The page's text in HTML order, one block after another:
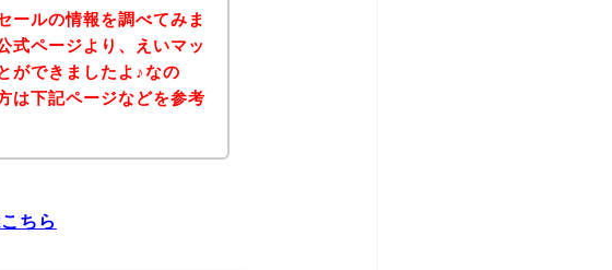
ールの情報を調べてみま
式ページより、えいマッ
ができましたよ♪なの
は下記ページなどを参考
ちら